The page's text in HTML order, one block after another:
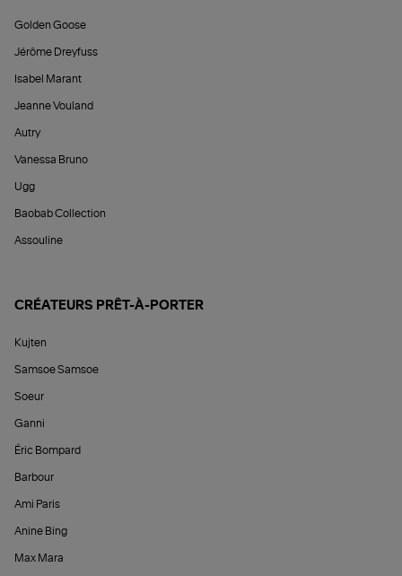
Golden Goose
Jérôme Dreyfuss
Isabel Marant
Jeanne Vouland
Autry
Vanessa Bruno
Ugg
Baobab Collection
Assouline
CRÉATEURS PRÊT-À-PORTER
Kujten
Samsoe Samsoe
Soeur
Ganni
Éric Bompard
Barbour
Ami Paris
Anine Bing
Max Mara